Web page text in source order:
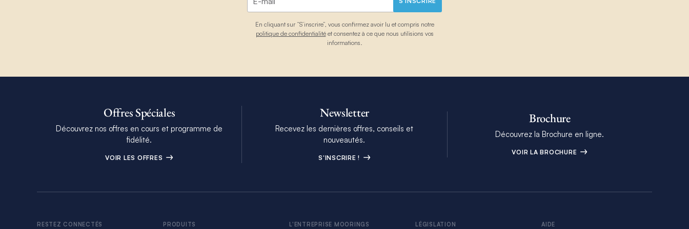
En cliquant sur “S’inscrire”, vous confirmez avoir lu et compris notre
politique de confidentialitéet consentez à ce que nous utilisions vos
informations.
Offres Spéciales
Découvrez nos offres en cours et programme de
fidélité.
VOIR LES OFFRES
Newsletter
Recevez les dernières offres, conseils et
nouveautés.
S'INSCRIRE !
Brochure
Découvrez la Brochure en ligne.
VOIR LA BROCHURE
RESTEZ CONNECTÉS PRODUITS L'ENTREPRISE MOORINGS LÉGISLATION AIDE